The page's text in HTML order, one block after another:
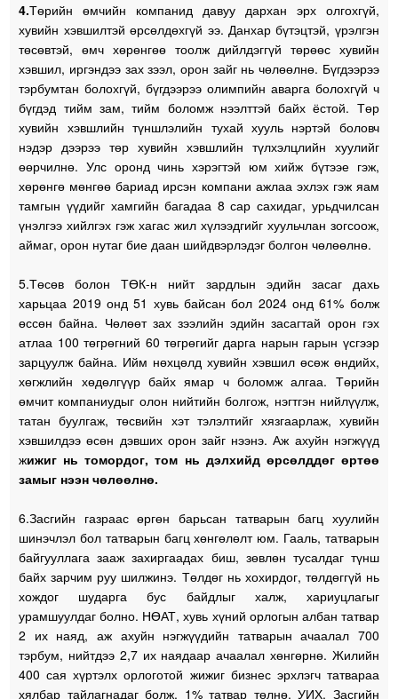
4.Төрийн өмчийн компанид давуу дархан эрх олгохгүй,
хувийн хэвшилтэй өрсөлдөхгүй ээ. Данхар бүтэцтэй, үрэлгэн
төсөвтэй, өмч хөрөнгөө тоолж дийлдэггүй төрөөс хувийн
хэвшил, иргэндээ зах зээл, орон зайг нь чөлөөлнө. Бүгдээрээ
тэрбумтан болохгүй, бүгдээрээ олимпийн аварга болохгүй ч
бүгдэд тийм зам, тийм боломж нээлттэй байх ёстой. Төр
хувийн хэвшлийн түншлэлийн тухай хууль нэртэй боловч
нэдэр дээрээ төр хувийн хэвшлийн түлхэлцлийн хуулийг
өөрчилнө. Улс оронд чинь хэрэгтэй юм хийж бүтээе гэж,
хөрөнгө мөнгөө бариад ирсэн компани ажлаа эхлэх гэж яам
тамгын үүдийг хамгийн багадаа 8 сар сахидаг, урьдчилсан
үнэлгээ хийлгэх гэж хагас жил хүлээдгийг хуульчлан зогсоож,
аймаг, орон нутаг бие даан шийдвэрлэдэг болгон чөлөөлнө.
5.Төсөв болон ТӨК-н нийт зардлын эдийн засаг дахь
харьцаа 2019 онд 51 хувь байсан бол 2024 онд 61% болж
өссөн байна. Чөлөөт зах зээлийн эдийн засагтай орон гэх
атлаа 100 төгрөгний 60 төгрөгийг дарга нарын гарын үсгээр
зарцуулж байна. Ийм нөхцөлд хувийн хэвшил өсөж өндийх,
хөгжлийн хөдөлгүүр байх ямар ч боломж алгаа. Төрийн
өмчит компаниудыг олон нийтийн болгож, нэгтгэн нийлүүлж,
татан буулгаж, төсвийн хэт тэлэлтийг хязгаарлаж, хувийн
хэвшилдээ өсөн дэвших орон зайг нээнэ. Аж ахуйн нэгжүүд
жижиг нь томордог, том нь дэлхийд өрсөлддөг өртөө
замыг нээн чөлөөлнө.
6.Засгийн газраас өргөн барьсан татварын багц хуулийн
шинэчлэл бол татварын багц хөнгөлөлт юм. Гааль, татварын
байгууллага зааж захиргаадах биш, зөвлөн тусалдаг түнш
байх зарчим руу шилжинэ. Төлдөг нь хохирдог, төлдөггүй нь
хождог шударга бус байдлыг халж, хариуцлагыг
урамшуулдаг болно. НӨАТ, хувь хүний орлогын албан татвар
2 их наяд, аж ахуйн нэгжүүдийн татварын ачаалал 700
тэрбум, нийтдээ 2,7 их наядаар ачаалал хөнгөрнө. Жилийн
400 сая хүртэлх орлоготой жижиг бизнес эрхлэгч татвараа
хялбар тайлагнадаг болж, 1% татвар төлнө. УИХ, Засгийн